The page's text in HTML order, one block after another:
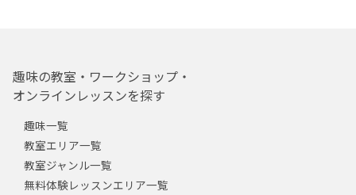
趣味の教室・ワークショップ・
オンラインレッスンを探す
趣味一覧
教室エリア一覧
教室ジャンル一覧
無料体験レッスンエリア一覧